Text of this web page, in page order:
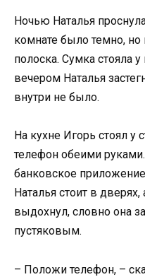
Ночью Наталья
комнате было темно, но
полоска. Сумка стояла
вечером Наталья
внутри не было.
На кухне Игорь стоял у
телефон обеими
банковское
Наталья стоит в
выдохнул, словно она
пустяковым.
– Положи телефон, –